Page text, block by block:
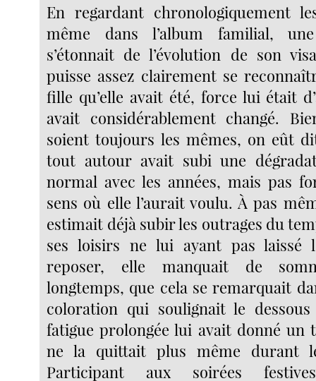
En regardant chronologiquement
même dans l’album familial,
s’étonnait de l’évolution de son
puisse assez clairement se
fille qu’elle avait été, force lui était
avait considérablement changé.
soient toujours les mêmes, on eût
tout autour avait subi une
normal avec les années, mais pas
sens où elle l’aurait voulu. À pas
estimait déjà subir les outrages du
ses loisirs ne lui ayant pas laissé
reposer, elle manquait de
longtemps, que cela se remarquait
coloration qui soulignait le
fatigue prolongée lui avait donné un
ne la quittait plus même durant
Participant aux soirées